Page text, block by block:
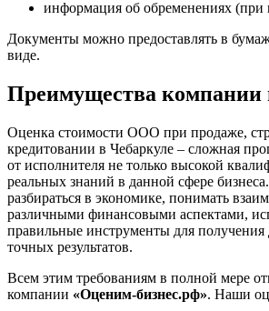
информация об обременениях (при
Документы можно предоставлять в
виде.
Преимущества компании
Оценка стоимости ООО при продаже,
кредитовании в Чебаркуле – сложная
от исполнителя не только высокой
реальных знаний в данной сфере
разбираться в экономике, понимать
различными финансовыми аспектами,
правильные инструменты для получения
точных результатов.
Всем этим требованиям в полной мере
компании «Оценим-бизнес.рф». Наши
Елизово
Ермолино
Железногорск
Железногорск-Илимский
Жуковский
Заводоуковск
Заозерный
Заполярный
Зарайск
Заречный
Заринск
Звенигород
Зеленоград